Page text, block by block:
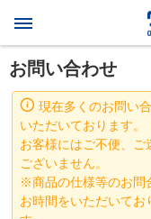
お問い合わせ
現在多くのお問い
いただいております。
お客様にはご不便、ご
ございません。
※商品の仕様等のお問
お時間をいただいてお